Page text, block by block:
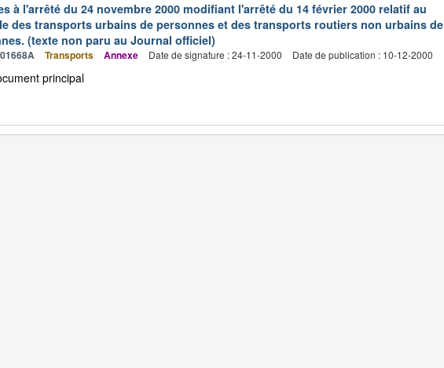
à l'arrêté du 24 novembre 2000 modifiant l'arrêté du 14 février 2000 relatif au
des transports urbains de personnes et des transports routiers non urbains de
(texte non paru au Journal officiel)
Transports Annexe Date de signature : 24-11-2000 Date de publication : 10-12-2000
principal